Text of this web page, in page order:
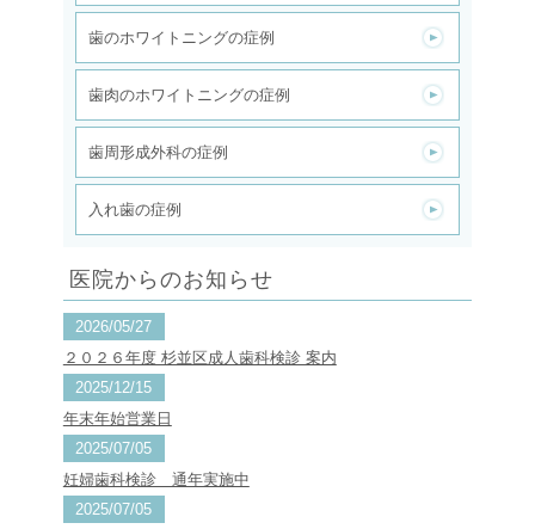
歯のホワイトニングの症例
歯肉のホワイトニングの症例
歯周形成外科の症例
入れ歯の症例
医院からのお知らせ
2026/05/27
２０２６年度 杉並区成人歯科検診 案内
2025/12/15
年末年始営業日
2025/07/05
妊婦歯科検診 通年実施中
2025/07/05